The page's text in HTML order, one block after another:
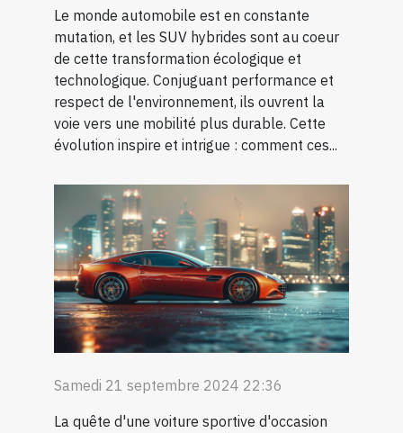
Le monde automobile est en constante
mutation, et les SUV hybrides sont au coeur
de cette transformation écologique et
technologique. Conjuguant performance et
respect de l'environnement, ils ouvrent la
voie vers une mobilité plus durable. Cette
évolution inspire et intrigue : comment ces...
Samedi 21 septembre 2024 22:36
La quête d'une voiture sportive d'occasion